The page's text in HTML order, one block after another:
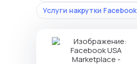
Услуги накрутки Facebook